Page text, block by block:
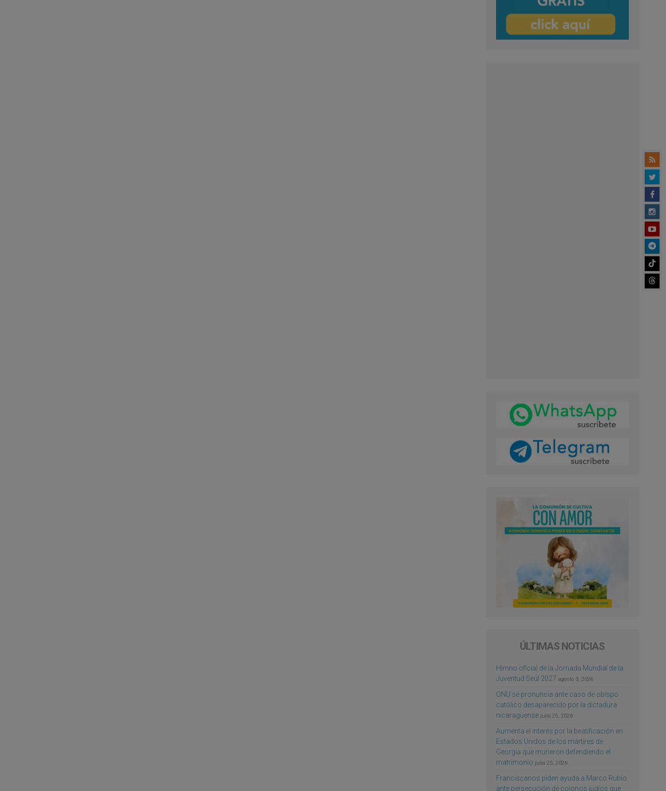
ÚLTIMAS NOTICIAS
Himno oficial de la Jornada Mundial de la
Juventud Seúl 2027 agosto 3, 2026
ONU se pronuncia ante caso de obispo
católico desaparecido por la dictadura
nicaragüense julio 25, 2026
Aumenta el interés por la beatificación en
Estados Unidos de los mártires de
Georgia que murieron defendiendo el
matrimonio julio 25, 2026
Franciscanos piden ayuda a Marco Rubio
ante persecución de colonos judíos que